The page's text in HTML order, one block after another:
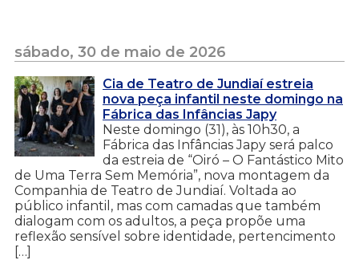
sábado, 30 de maio de 2026
Cia de Teatro de Jundiaí estreia
nova peça infantil neste domingo na
Fábrica das Infâncias Japy
Neste domingo (31), às 10h30, a
Fábrica das Infâncias Japy será palco
da estreia de “Oiró – O Fantástico Mito
de Uma Terra Sem Memória”, nova montagem da
Companhia de Teatro de Jundiaí. Voltada ao
público infantil, mas com camadas que também
dialogam com os adultos, a peça propõe uma
reflexão sensível sobre identidade, pertencimento
[…]